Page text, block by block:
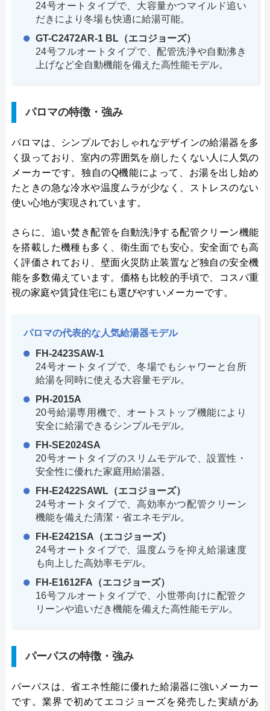
24号オートタイプで、大容量かつマイルド追い
だきにより冬場も快適に給湯可能。
GT-C2472AR-1 BL（エコジョーズ）
24号フルオートタイプで、配管洗浄や自動沸き
上げなど全自動機能を備えた高性能モデル。
パロマの特徴・強み
パロマは、シンプルでおしゃれなデザインの給湯器を多
く扱っており、室内の雰囲気を崩したくない人に人気の
メーカーです。独自のQ機能によって、お湯を出し始め
たときの急な冷水や温度ムラが少なく、ストレスのない
使い心地が実現されています。
さらに、追い焚き配管を自動洗浄する配管クリーン機能
を搭載した機種も多く、衛生面でも安心。安全面でも高
く評価されており、壁面火災防止装置など独自の安全機
能を多数備えています。価格も比較的手頃で、コスパ重
視の家庭や賃貸住宅にも選びやすいメーカーです。
パロマの代表的な人気給湯器モデル
FH-2423SAW-1
24号オートタイプで、冬場でもシャワーと台所
給湯を同時に使える大容量モデル。
PH-2015A
20号給湯専用機で、オートストップ機能により
安全に給湯できるシンプルモデル。
FH-SE2024SA
20号オートタイプのスリムモデルで、設置性・
安全性に優れた家庭用給湯器。
FH-E2422SAWL（エコジョーズ）
24号オートタイプで、高効率かつ配管クリーン
機能を備えた清潔・省エネモデル。
FH-E2421SA（エコジョーズ）
24号オートタイプで、温度ムラを抑え給湯速度
も向上した高効率モデル。
FH-E1612FA（エコジョーズ）
16号フルオートタイプで、小世帯向けに配管ク
リーンや追いだき機能を備えた高性能モデル。
パーパスの特徴・強み
パーパスは、省エネ性能に優れた給湯器に強いメーカー
です。業界で初めてエコジョーズを発売した実績があ